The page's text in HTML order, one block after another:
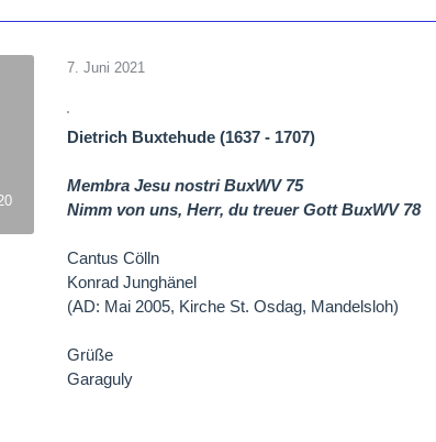
7. Juni 2021
Dietrich Buxtehude (1637 - 1707)
Membra Jesu nostri BuxWV 75
Nimm von uns, Herr, du treuer Gott BuxWV 78
Cantus Cölln
Konrad Junghänel
(AD: Mai 2005, Kirche St. Osdag, Mandelsloh)
Grüße
Garaguly